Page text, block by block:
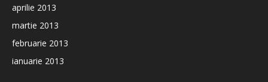
aprilie 2013
martie 2013
februarie 2013
ianuarie 2013